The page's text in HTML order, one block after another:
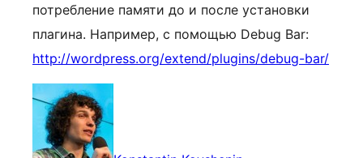
потребление памяти до и после установки
плагина. Например, с помощью Debug Bar:
http://wordpress.org/extend/plugins/debug-bar/